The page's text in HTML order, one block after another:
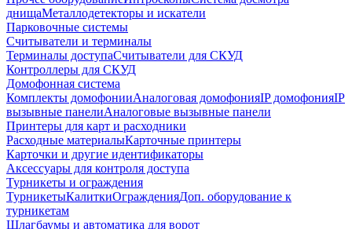
днищаМеталлодетекторы и искатели
Парковочные системы
Считыватели и терминалы
Терминалы доступаСчитыватели для СКУД
Контроллеры для СКУД
Домофонная система
Комплекты домофонииАналоговая домофонияIP домофонияIP
вызывные панелиАналоговые вызывные панели
Принтеры для карт и расходники
Расходные материалыКарточные принтеры
Карточки и другие идентификаторы
Аксессуары для контроля доступа
Турникеты и ограждения
ТурникетыКалиткиОгражденияДоп. оборудование к
турникетам
Шлагбаумы и автоматика для ворот